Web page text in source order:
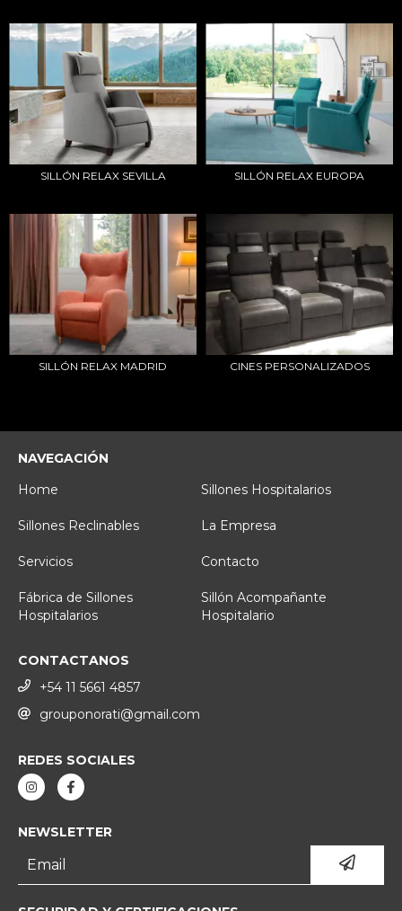
SILLÓN RELAX SEVILLA SILLÓN RELAX EUROPA
SILLÓN RELAX MADRID CINES PERSONALIZADOS
NAVEGACIÓN
Home
Sillones Hospitalarios
Sillones Reclinables La Empresa
Servicios Contacto
Fábrica de Sillones
Hospitalarios
Sillón Acompañante
Hospitalario
CONTACTANOS
+54 11 5661 4857
grouponorati@gmail.com
REDES SOCIALES
NEWSLETTER